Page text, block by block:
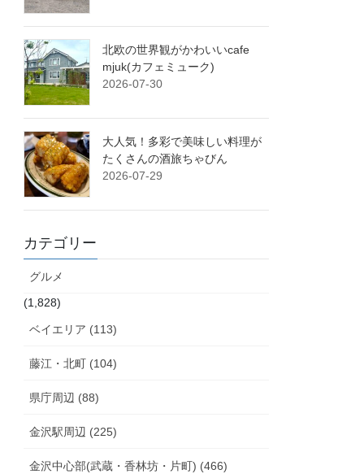
北欧の世界観がかわいいcafe
mjuk(カフェミューク)
2026-07-30
大人気！多彩で美味しい料理が
たくさんの酒旅ちゃびん
2026-07-29
カテゴリー
グルメ
(1,828)
ベイエリア (113)
藤江・北町 (104)
県庁周辺 (88)
金沢駅周辺 (225)
金沢中心部(武蔵・香林坊・片町) (466)